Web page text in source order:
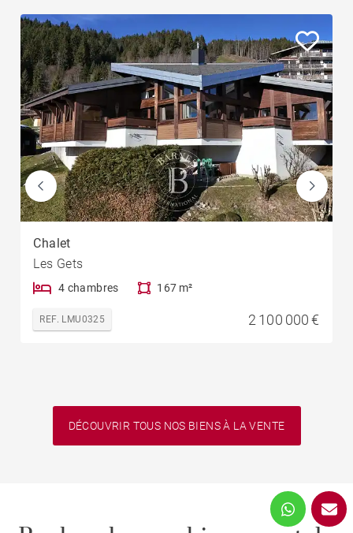
Chalet
Les Gets
4 chambres 167 m²
REF. LMU0325 2 100 000 €
DÉCOUVRIR TOUS NOS BIENS À LA VENTE